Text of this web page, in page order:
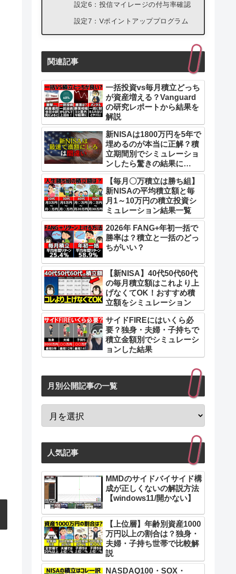
設定6：投信マイレージの付与率確認
設定7：Vポイントアッププログラム
設定8：電子交付設定（ゼロ革命の適
用条件）
設定9：NISA配当金の「株式数比例
配分方式」
設定10：米国株・海外ETFのNISA手
数料と為替手数料
資金管理を効率化する設定2つ
設定11：SBIハイブリッド預金・自
動スィープ設定
設定12：貸株サービスの金利優先・
配当優待優先設定
まとめ：今日やるべきSBI証券設定チ
ェックリスト
関連記事
一括投資vs毎月積立どっち
が資産増える？Vanguard
の研究レポートから結果を
解説
新NISAは1800万円を5年で
埋めるのが本当に正解？積
立期間別でシミュレーショ
ンしたら驚きの結果に…
【毎月〇万積立は勝ち組】
新NISAの平均積立額と毎
月1～10万円の積立投資シ
ミュレーション結果一覧
2026年 FANG+年初一括で
勝率は？積立と一括のどっ
ちがいい？
【新NISA】40代50代60代
の毎月積立額はこれより上
げなくてOK！おすすめ積
立額をシミュレーション
サイドFIREにはいくら必
要？独身・夫婦・子持ちで
積立金額別でシミュレーシ
ョンした結果
月別公開記事の一覧
人気記事
MMDのサイドバイサイド構
成が正しくないの解説方法
【windows11/開かない】
【上位層】年齢別資産1000
万円以上の割合は？独身・
夫婦・子持ち世帯で比較解
説
NASDAQ100・SOX・